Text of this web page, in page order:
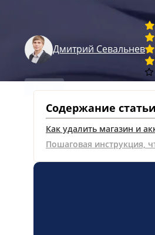
Дмитрий Севальнев
Содержание
Как удалить магазин и
Пошаговая инструкция,